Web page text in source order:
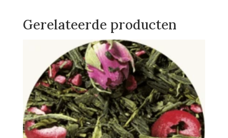
Gerelateerde producten